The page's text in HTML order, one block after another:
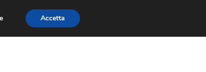
TORTE PER BAMBINI
Accetta